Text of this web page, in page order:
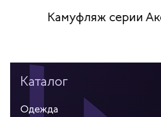
Камуфляж серии
Каталог
Одежда